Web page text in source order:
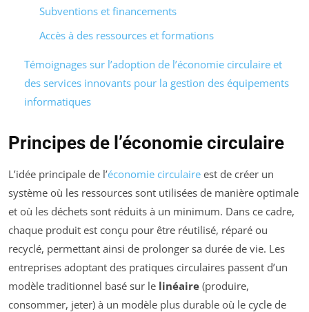
Subventions et financements
Accès à des ressources et formations
Témoignages sur l’adoption de l’économie circulaire et
des services innovants pour la gestion des équipements
informatiques
Principes de l’économie circulaire
L’idée principale de l’économie circulaire est de créer un
système où les ressources sont utilisées de manière optimale
et où les déchets sont réduits à un minimum. Dans ce cadre,
chaque produit est conçu pour être réutilisé, réparé ou
recyclé, permettant ainsi de prolonger sa durée de vie. Les
entreprises adoptant des pratiques circulaires passent d’un
modèle traditionnel basé sur le linéaire (produire,
consommer, jeter) à un modèle plus durable où le cycle de